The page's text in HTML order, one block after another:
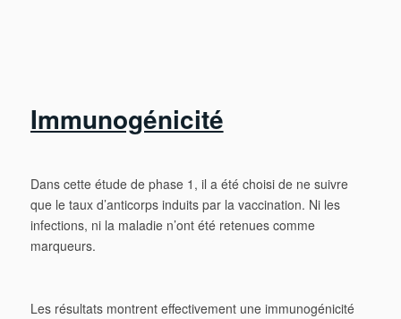
Immunogénicité
Dans cette étude de phase 1, il a été choisi de ne suivre
que le taux d’anticorps induits par la vaccination. Ni les
infections, ni la maladie n’ont été retenues comme
marqueurs.
Les résultats montrent effectivement une immunogénicité